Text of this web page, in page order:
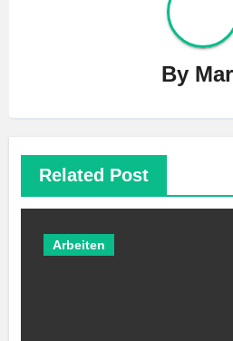
By
Related Post
Arbeiten